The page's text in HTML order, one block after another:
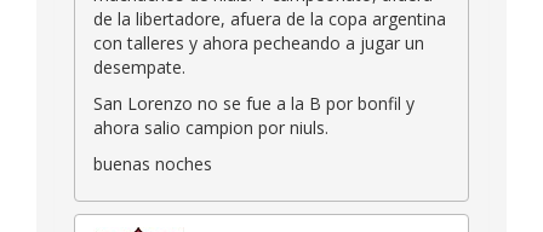
de la libertadore, afuera de la copa argentina
con talleres y ahora pecheando a jugar un
desempate.
San Lorenzo no se fue a la B por bonfil y
ahora salio campion por niuls.
buenas noches